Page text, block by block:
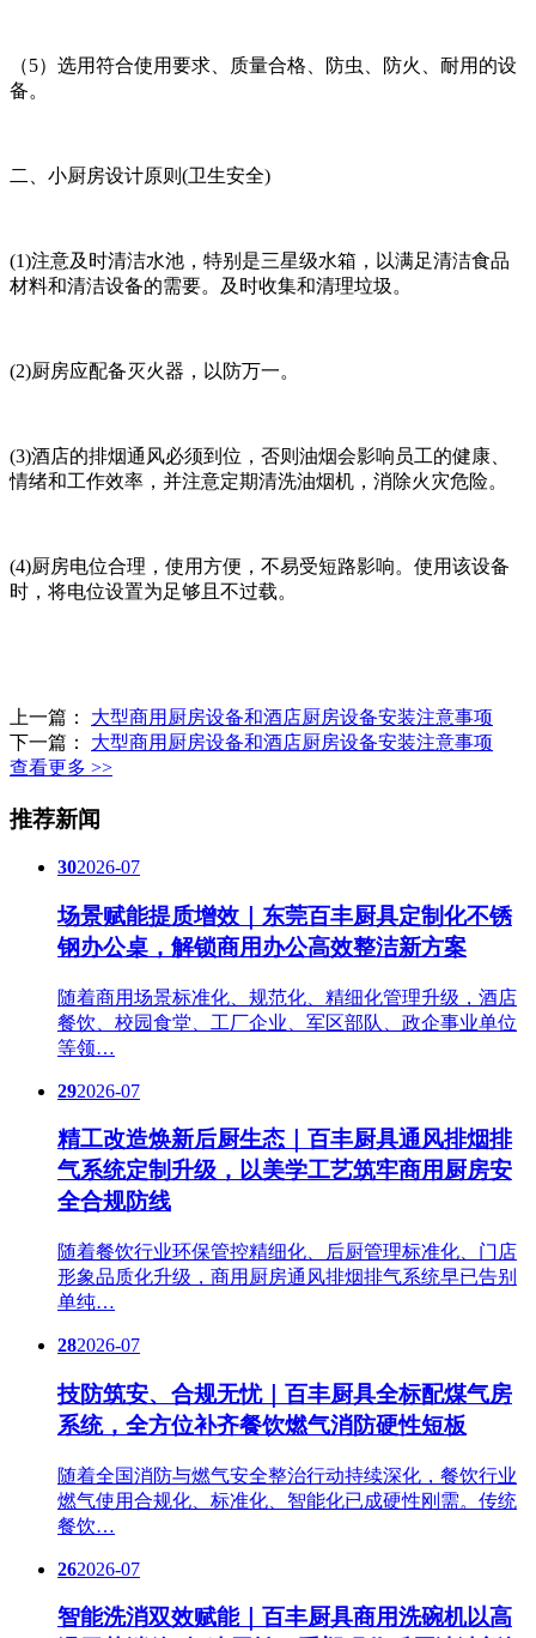
（5）选用符合使用要求、质量合格、防虫、防火、耐用的设
备。
二、小厨房设计原则(卫生安全)
(1)注意及时清洁水池，特别是三星级水箱，以满足清洁食品
材料和清洁设备的需要。及时收集和清理垃圾。
(2)厨房应配备灭火器，以防万一。
(3)酒店的排烟通风必须到位，否则油烟会影响员工的健康、
情绪和工作效率，并注意定期清洗油烟机，消除火灾危险。
(4)厨房电位合理，使用方便，不易受短路影响。使用该设备
时，将电位设置为足够且不过载。
上一篇： 大型商用厨房设备和酒店厨房设备安装注意事项
下一篇： 大型商用厨房设备和酒店厨房设备安装注意事项
查看更多 >>
推荐新闻
302026-07
场景赋能提质增效｜东莞百丰厨具定制化不锈
钢办公桌，解锁商用办公高效整洁新方案
随着商用场景标准化、规范化、精细化管理升级，酒店
餐饮、校园食堂、工厂企业、军区部队、政企事业单位
等领…
292026-07
精工改造焕新后厨生态｜百丰厨具通风排烟排
气系统定制升级，以美学工艺筑牢商用厨房安
全合规防线
随着餐饮行业环保管控精细化、后厨管理标准化、门店
形象品质化升级，商用厨房通风排烟排气系统早已告别
单纯…
282026-07
技防筑安、合规无忧｜百丰厨具全标配煤气房
系统，全方位补齐餐饮燃气消防硬性短板
随着全国消防与燃气安全整治行动持续深化，餐饮行业
燃气使用合规化、标准化、智能化已成硬性刚需。传统
餐饮…
262026-07
智能洗消双效赋能｜百丰厨具商用洗碗机以高